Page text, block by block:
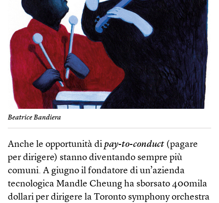
Beatrice Bandiera
Anche le opportunità di pay-to-conduct (pagare
per dirigere) stanno diventando sempre più
comuni. A giugno il fondatore di un’azienda
tecnologica Mandle Cheung ha sborsato 400mila
dollari per dirigere la Toronto symphony orchestra